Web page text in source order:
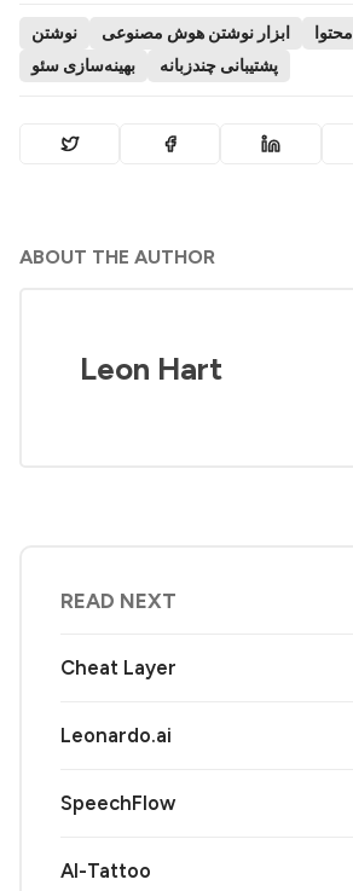
نوشتن ابزار نوشتن هوش مصنوعی
بهینه‌سازی سئو
پشتیبانی چندزبانه
ABOUT THE AUTHOR
Leon Hart
READ NEXT
Cheat Layer
Leonardo.ai
SpeechFlow
AI-Tattoo